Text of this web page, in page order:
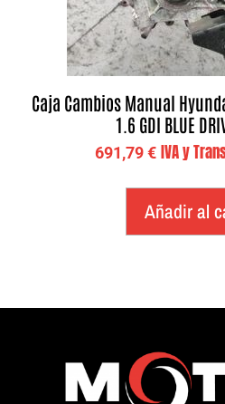
Caja Cambios Manual
1.6 GDI BLUE
691,79€ IVA y
Añadir al